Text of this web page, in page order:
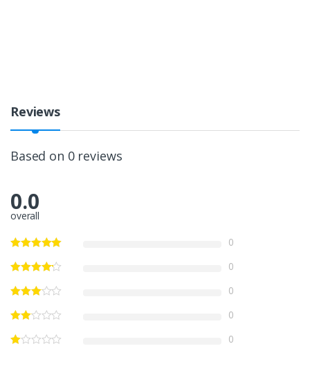
Reviews
Based on 0 reviews
0.0
overall
0
0
0
0
0